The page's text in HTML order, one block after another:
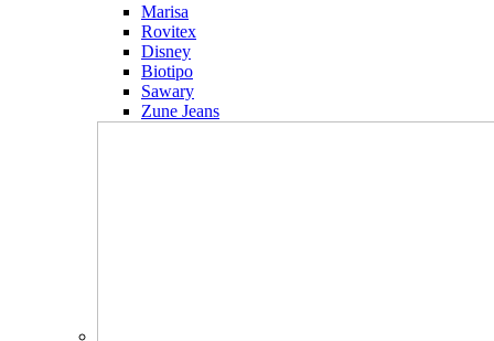
Marisa
Rovitex
Disney
Biotipo
Sawary
Zune Jeans